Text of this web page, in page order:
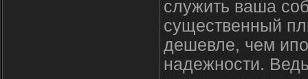
служить ваша
существенный
дешевле, чем
надежности.